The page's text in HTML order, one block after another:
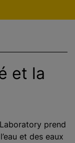
et la
prend
et des eaux